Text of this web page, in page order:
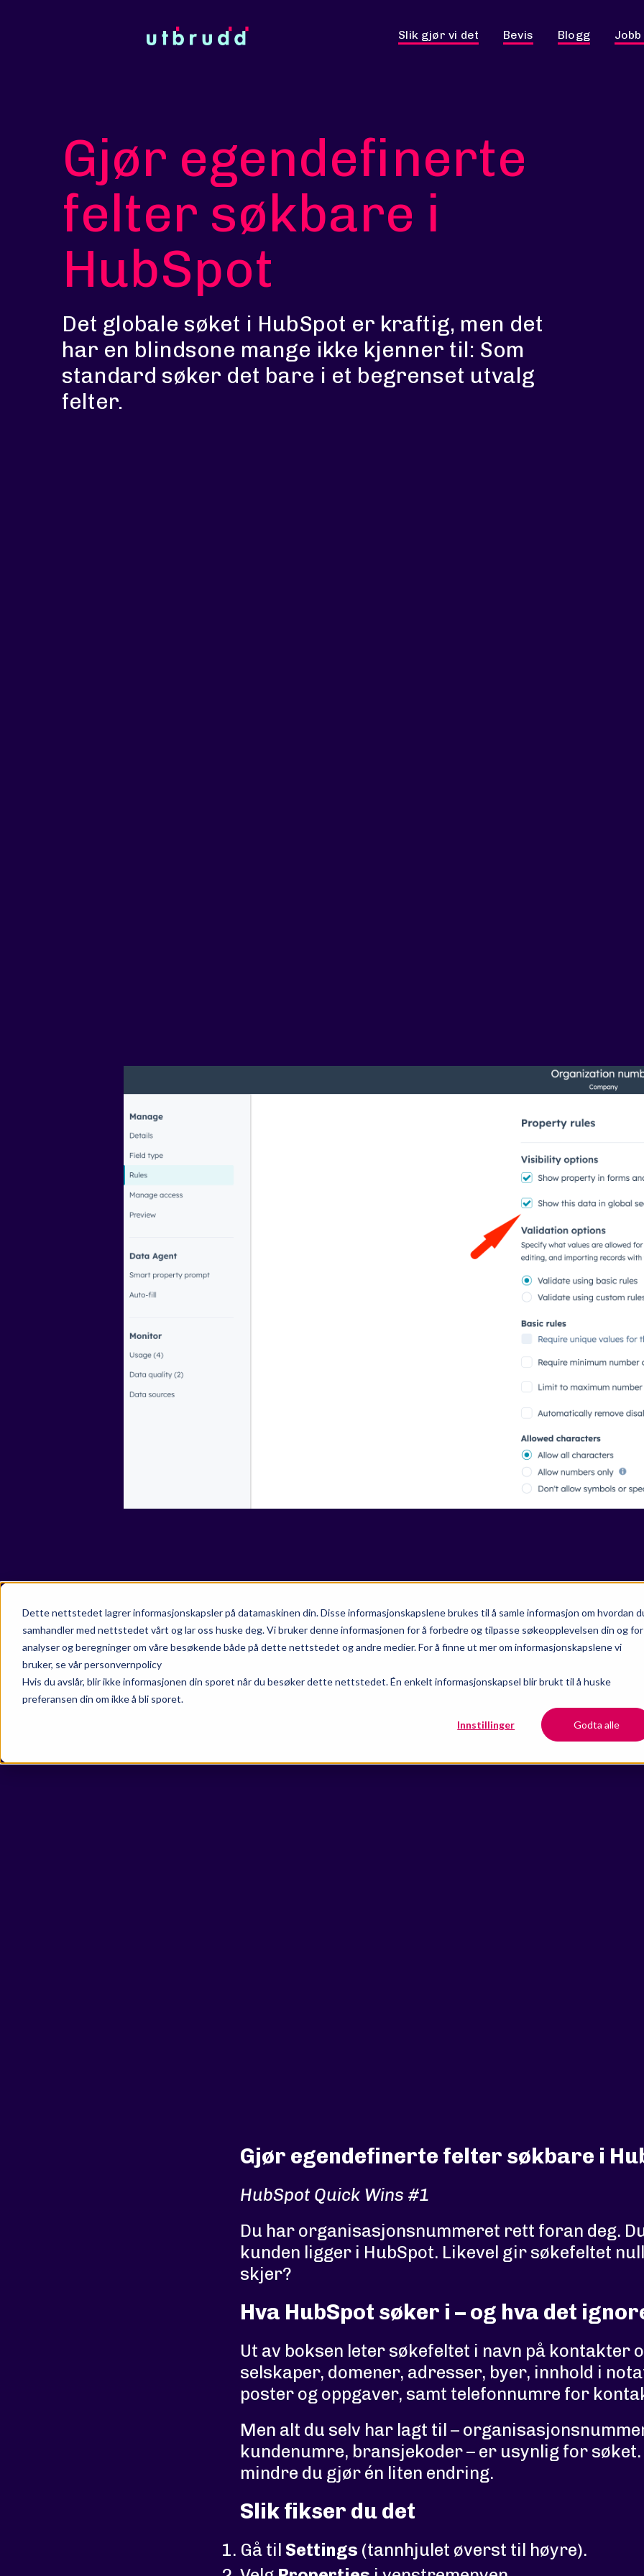
Dette nettstedet lagrer informasjonskapsler på datamaskinen din. Disse informasjonskapslene brukes til å samle informasjon om hvordan
samhandler med nettstedet vårt og lar oss huske deg. Vi bruker denne informasjonen for å forbedre og tilpasse søkeopplevelsen din og for
analyser og beregninger om våre besøkende både på dette nettstedet og andre medier. For å finne ut mer om informasjonskapslene vi
bruker, se vår personvernpolicy
Hvis du avslår, blir ikke informasjonen din sporet når du besøker dette nettstedet. Én enkelt informasjonskapsel blir brukt til å huske
preferansen din om ikke å bli sporet.
Innstillinger Godta alle
Slik gjør vi det Bevis Blogg
Gjør egendefinerte
felter søkbare i
HubSpot
Det globale søket i HubSpot er kraftig, men det
har en blindsone mange ikke kjenner til: Som
standard søker det bare i et begrenset utvalg
felter.
Gjør egendefinerte felter søkbare i
HubSpot Quick Wins #1
Du har organisasjonsnummeret rett foran deg.
kunden ligger i HubSpot. Likevel gir søkefeltet
skjer?
Hva HubSpot søker i – og hva det
Ut av boksen leter søkefeltet i navn på kontakter
selskaper, domener, adresser, byer, innhold i
poster og oppgaver, samt telefonnumre for
Men alt du selv har lagt til –
kundenumre, bransjekoder – er usynlig for
mindre du gjør én liten endring.
Slik fikser du det
Gå til Settings (tannhjulet øverst til høyre).